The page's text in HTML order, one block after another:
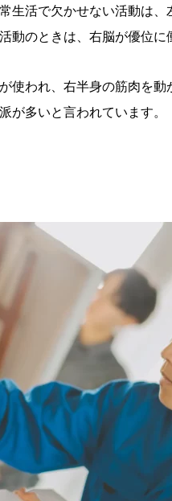
生活で欠かせない活動は、
動のときは、右脳が優位に
使われ、右半身の筋肉を動
が多いと言われています。